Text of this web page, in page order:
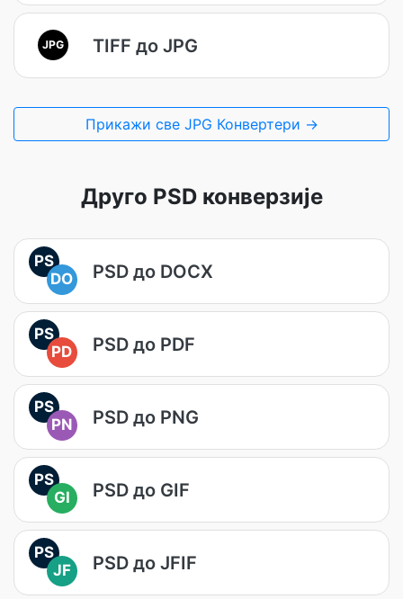
JPG TIFF до JPG
Прикажи све JPG Конвертери →
Друго PSD конверзије
PS
DO
PSD до DOCX
PS
PD
PSD до PDF
PS
PN
PSD до PNG
PS
GI
PSD до GIF
PS
JF
PSD до JFIF